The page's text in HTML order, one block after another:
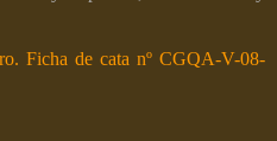
Ficha de cata nº CGQA-V-08-